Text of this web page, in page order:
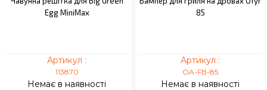
Egg MiniMax
Артикул :
113870
Немає в наявності
85
Артикул :
OA-FB-85
Немає в наявності